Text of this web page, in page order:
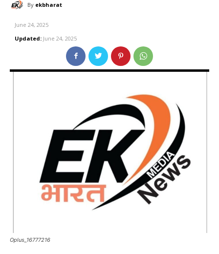
By ekbharat
June 24, 2025
Updated: June 24, 2025
Oplus_16777216